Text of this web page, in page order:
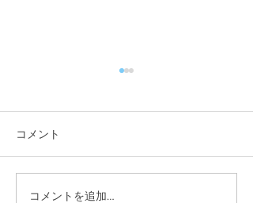
#竣工写真撮影へ。
コメント
コメントを追加…